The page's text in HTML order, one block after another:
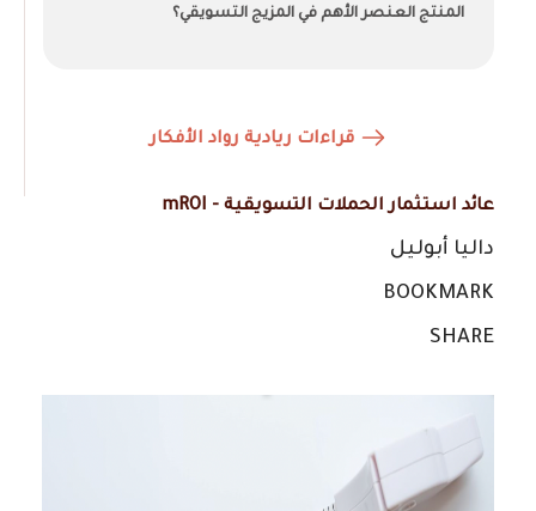
المنتج العنصر الأهم في المزيج التسويقي؟
قراءات ريادية رواد الأفكار
عائد استثمار الحملات التسويقية - mROI
داليا أبوليل
BOOKMARK
SHARE